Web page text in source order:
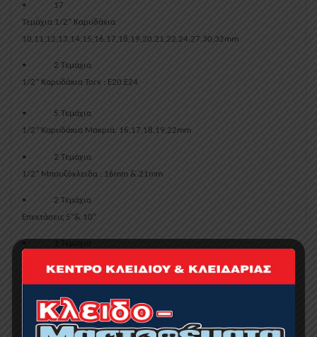
•
17
Τεμάχια 1/2” Καρυδάκια
10,11,12,13,14,15,16,17,18,19,20,21,22,24,27,30,32mm
•
2 Τεμάχια
1/2” Καρυδάκια Torx : E20.E24
•
5 Τεμάχια
1/2” Καρυδάκια Μακριά: 16,17,18,19,22mm
•
2 Τεμάχια
1/2” Μπουζόκλειδα : 16mm & 21mm
•
2 Τεμάχια
Επεκτάσεις 5”& 10”
•
3 Τεμάχα
Καστάνιες : 1/4” , 3/8” , 1/2”
3 Σπαστοί